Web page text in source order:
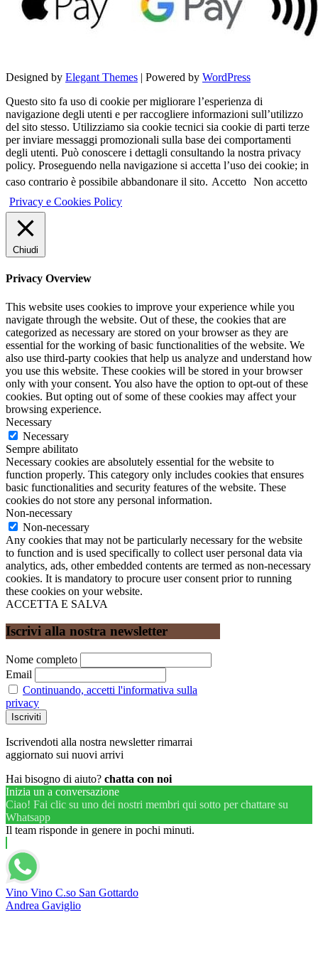
Designed by Elegant Themes | Powered by WordPress
Questo sito fa uso di cookie per migliorare l’esperienza di
navigazione degli utenti e per raccogliere informazioni sull’utilizzo
del sito stesso. Utilizziamo sia cookie tecnici sia cookie di parti terze
per inviare messaggi promozionali sulla base dei comportamenti
degli utenti. Può conoscere i dettagli consultando la nostra privacy
policy. Proseguendo nella navigazione si accetta l’uso dei cookie; in
caso contrario è possibile abbandonare il sito. Accetto Non accetto
Privacy e Cookies Policy
Chiudi
Privacy Overview
This website uses cookies to improve your experience while you
navigate through the website. Out of these, the cookies that are
categorized as necessary are stored on your browser as they are
essential for the working of basic functionalities of the website. We
also use third-party cookies that help us analyze and understand how
you use this website. These cookies will be stored in your browser
only with your consent. You also have the option to opt-out of these
cookies. But opting out of some of these cookies may affect your
browsing experience.
Necessary
Necessary
Sempre abilitato
Necessary cookies are absolutely essential for the website to
function properly. This category only includes cookies that ensures
basic functionalities and security features of the website. These
cookies do not store any personal information.
Non-necessary
Non-necessary
Any cookies that may not be particularly necessary for the website
to function and is used specifically to collect user personal data via
analytics, ads, other embedded contents are termed as non-necessary
cookies. It is mandatory to procure user consent prior to running
these cookies on your website.
ACCETTA E SALVA
Iscrivi alla nostra newsletter
Nome completo
Email
Continuando, accetti l'informativa sulla
privacy
Iscrivendoti alla nostra newsletter rimarrai
aggiornato sui nuovi arrivi
Hai bisogno di aiuto? chatta con noi
Inizia un a conversazione
Ciao! Fai clic su uno dei nostri membri qui sotto per chattare su
Whatsapp
Il team risponde in genere in pochi minuti.
Vino Vino C.so San Gottardo
Andrea Gaviglio